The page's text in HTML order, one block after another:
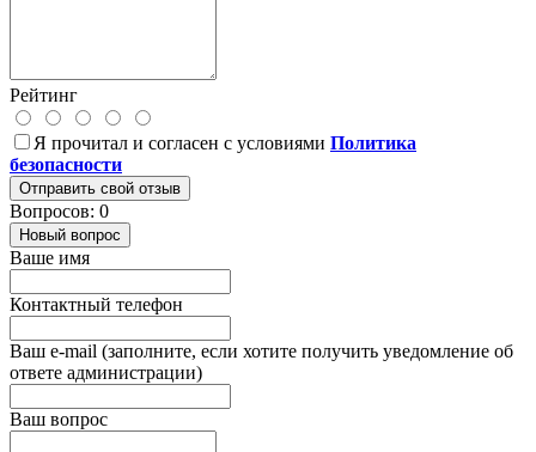
Рейтинг
Я прочитал и согласен с условиями Политика
безопасности
Отправить свой отзыв
Вопросов: 0
Новый вопрос
Ваше имя
Контактный телефон
Ваш e-mail (заполните, если хотите получить уведомление об
ответе администрации)
Ваш вопрос